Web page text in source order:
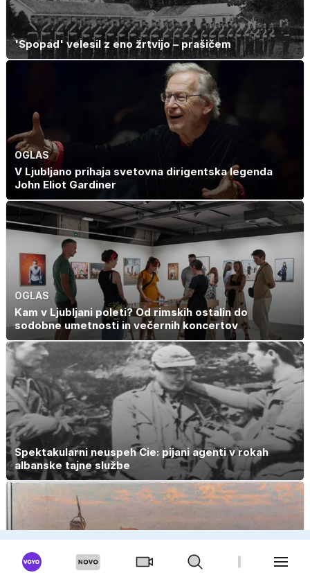
'Spopad' velesil z eno žrtvijo – prašičem
OGLAS
V Ljubljano prihaja svetovna dirigentska legenda
John Eliot Gardiner
OGLAS
Kam v Ljubljani poleti? Od rimskih ostalin do
sodobne umetnosti in večernih koncertov
Spektakularni neuspeh Cie: pijani agenti v rokah
albanske tajne službe